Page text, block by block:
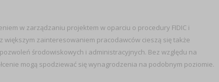
w zarządzaniu projektem w oparciu o procedury FIDIC i
zainteresowaniem pracodawców cieszą się także
środowiskowych i administracyjnych. Bez względu na
mogą spodziewać się wynagrodzenia na podobnym poziomie.